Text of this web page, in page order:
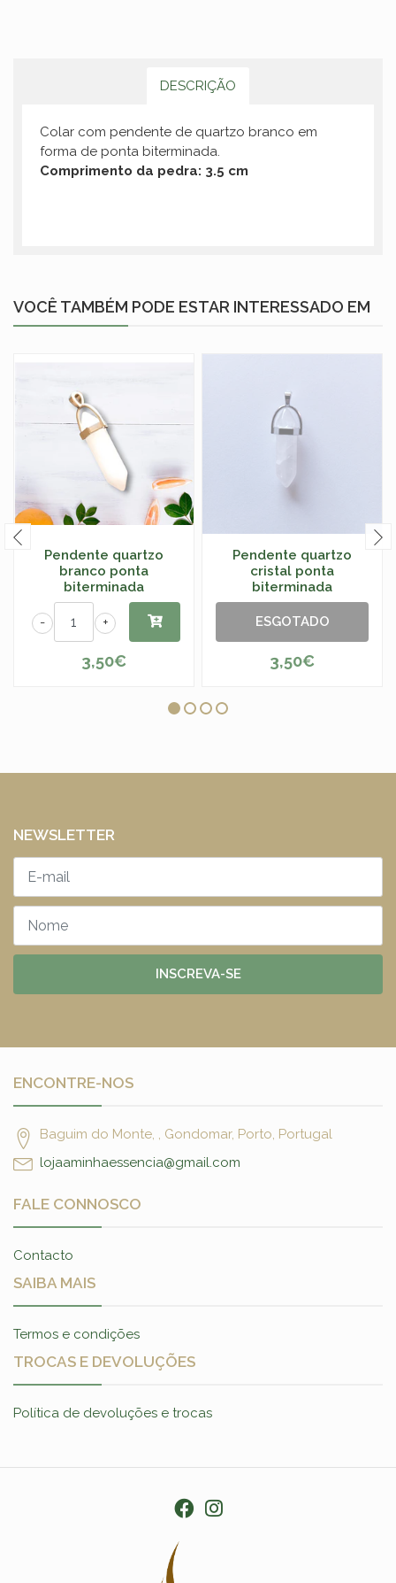
DESCRIÇÃO
Colar com pendente de quartzo branco em
forma de ponta biterminada.
Comprimento da pedra: 3.5 cm
VOCÊ TAMBÉM PODE ESTAR INTERESSADO EM
Pendente quartzo
branco ponta
biterminada
+
-
3,50€
Pendente quartzo
cristal ponta
biterminada
ESGOTADO
3,50€
NEWSLETTER
INSCREVA-SE
ENCONTRE-NOS
Baguim do Monte, , Gondomar, Porto, Portugal
lojaaminhaessencia@gmail.com
FALE CONNOSCO
Contacto
SAIBA MAIS
Termos e condições
TROCAS E DEVOLUÇÕES
Política de devoluções e trocas